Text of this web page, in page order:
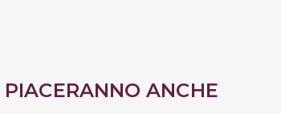
ANCHE